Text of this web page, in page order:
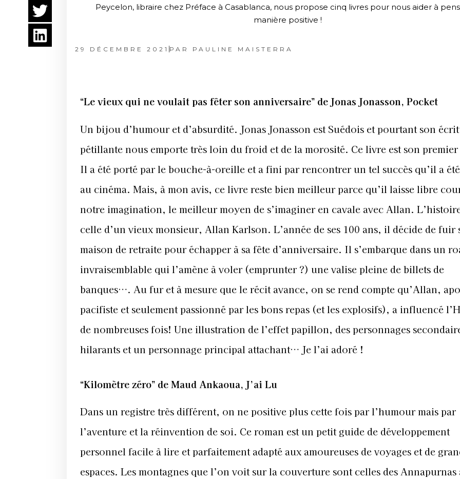
Peycelon, libraire chez Préface à Casablanca, nous propose cinq livres pour nous aider à
manière positive !
29 DÉCEMBRE 2021 PAR PAULINE MAISTERRA
“Le vieux qui ne voulait pas fêter son anniversaire” de Jonas Jonasson, Pocket
Un bijou d’humour et d’absurdité. Jonas Jonasson est Suédois et pourtant son
pétillante nous emporte très loin du froid et de la morosité. Ce livre est son
Il a été porté par le bouche-à-oreille et a fini par rencontrer un tel succès qu’il a
au cinéma. Mais, à mon avis, ce livre reste bien meilleur parce qu’il laisse libre
notre imagination, le meilleur moyen de s’imaginer en cavale avec Allan.
celle d’un vieux monsieur, Allan Karlson. L’année de ses 100 ans, il décide de fuir
maison de retraite pour échapper à sa fête d’anniversaire. Il s’embarque dans un
invraisemblable qui l’amène à voler (emprunter ?) une valise pleine de billets de
banques…. Au fur et à mesure que le récit avance, on se rend compte qu’Allan,
pacifiste et seulement passionné par les bons repas (et les explosifs), a influencé
de nombreuses fois! Une illustration de l’effet papillon, des personnages
hilarants et un personnage principal attachant… Je l’ai adoré !
“Kilomètre zéro” de Maud Ankaoua, J’ai Lu
Dans un registre très différent, on ne positive plus cette fois par l’humour mais par
l’aventure et la réinvention de soi. Ce roman est un petit guide de développement
personnel facile à lire et parfaitement adapté aux amoureuses de voyages et de
espaces. Les montagnes que l’on voit sur la couverture sont celles des Annapurnas